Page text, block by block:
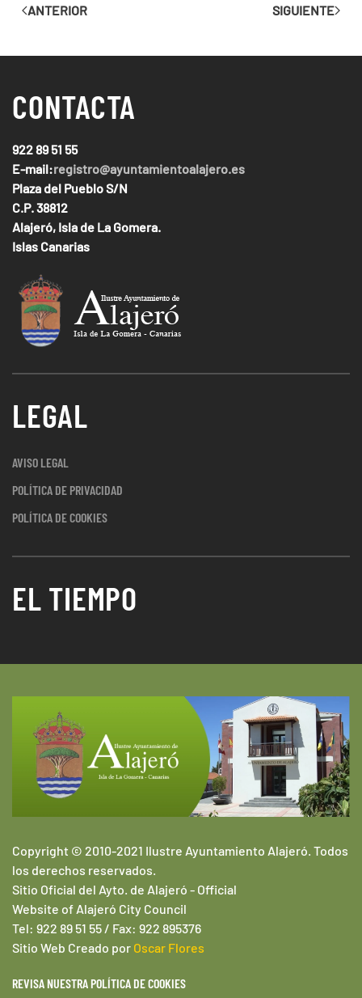
ANTERIOR SIGUIENTE
CONTACTA
922 89 51 55
E-mail:registro@ayuntamientoalajero.es
Plaza del Pueblo S/N
C.P. 38812
Alajeró, Isla de La Gomera.
Islas Canarias
LEGAL
AVISO LEGAL
POLÍTICA DE PRIVACIDAD
POLÍTICA DE COOKIES
EL TIEMPO
Copyright © 2010-2021 Ilustre Ayuntamiento Alajeró. Todos
los derechos reservados.
Sitio Oficial del Ayto. de Alajeró - Official
Website of Alajeró City Council
Tel: 922 89 51 55 / Fax: 922 895376
Sitio Web Creado por Oscar Flores
REVISA NUESTRA POLÍTICA DE COOKIES